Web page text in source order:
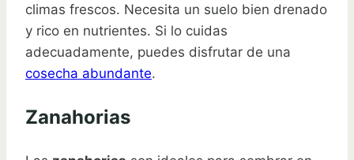
climas frescos. Necesita un suelo bien drenado
y rico en nutrientes. Si lo cuidas
adecuadamente, puedes disfrutar de una
cosecha abundante.
Zanahorias